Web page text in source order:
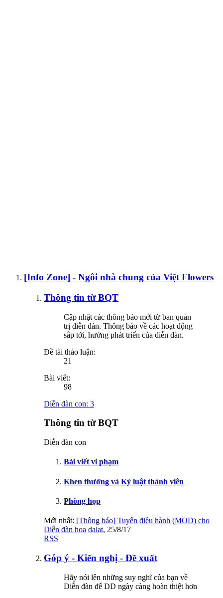
[Info Zone] - Ngôi nhà chung của Việt Flowers
Thông tin từ BQT
Cập nhật các thông báo mới từ ban quản
trị diễn đàn. Thông báo về các hoạt động
sắp tới, hướng phát triển của diễn đàn.
Đề tài thảo luận:
21
Bài viết:
98
Diễn đàn con: 3
Thông tin từ BQT
Diễn đàn con
Bài viết vi phạm
Khen thưởng và Kỷ luật thành viên
Phòng họp
Mới nhất: [Thông báo] Tuyển điều hành (MOD) cho
Diễn đàn hoa dalat, 25/8/17
RSS
Góp ý - Kiến nghị - Đề xuất
Hãy nói lên những suy nghĩ của bạn về
Diễn đàn để DD ngày càng hoàn thiệt hơn